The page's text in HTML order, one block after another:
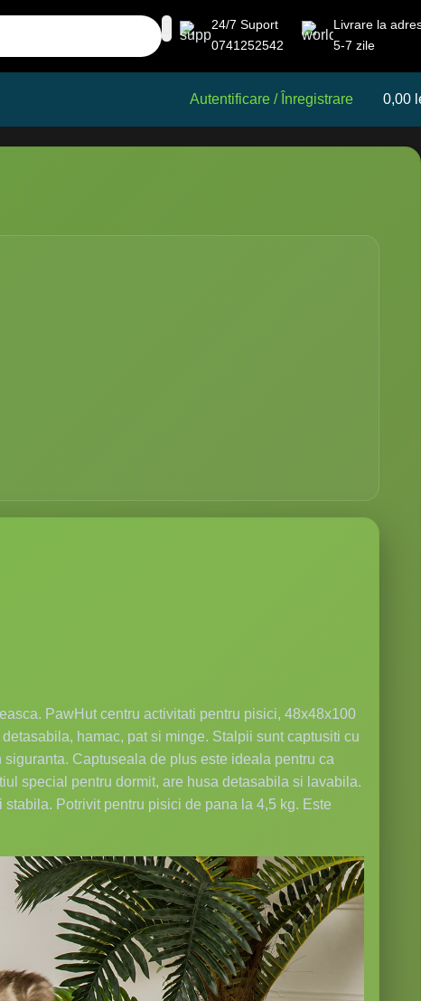
24/7 Suport
0741252542
Livrare la
5-7 zile
Autentificare / Înregistrare 0,00
PawHut centru activitati pentru pisici, 48x48x100
hamac, pat si minge. Stalpii sunt captusiti cu
Captuseala de plus este ideala pentru ca
special pentru dormit, are husa detasabila si lavabila.
Potrivit pentru pisici de pana la 4,5 kg. Este